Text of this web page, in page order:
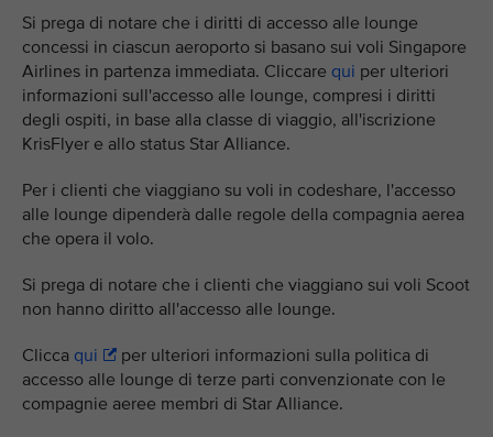
Si prega di notare che i diritti di accesso alle lounge
concessi in ciascun aeroporto si basano sui voli Singapore
Airlines in partenza immediata. Cliccare qui per ulteriori
informazioni sull'accesso alle lounge, compresi i diritti
degli ospiti, in base alla classe di viaggio, all'iscrizione
KrisFlyer e allo status Star Alliance.
Per i clienti che viaggiano su voli in codeshare, l'accesso
alle lounge dipenderà dalle regole della compagnia aerea
che opera il volo.
Si prega di notare che i clienti che viaggiano sui voli Scoot
non hanno diritto all'accesso alle lounge.
Clicca qui
per ulteriori informazioni sulla politica di
accesso alle lounge di terze parti convenzionate con le
compagnie aeree membri di Star Alliance.